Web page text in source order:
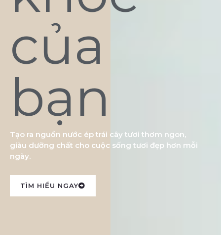
của
bạn
Tạo ra nguồn nước ép trái cây tươi thơm ngon,
giàu dưỡng chất cho cuộc sống tươi đẹp hơn mỗi
ngày.
TÌM HIỂU NGAY